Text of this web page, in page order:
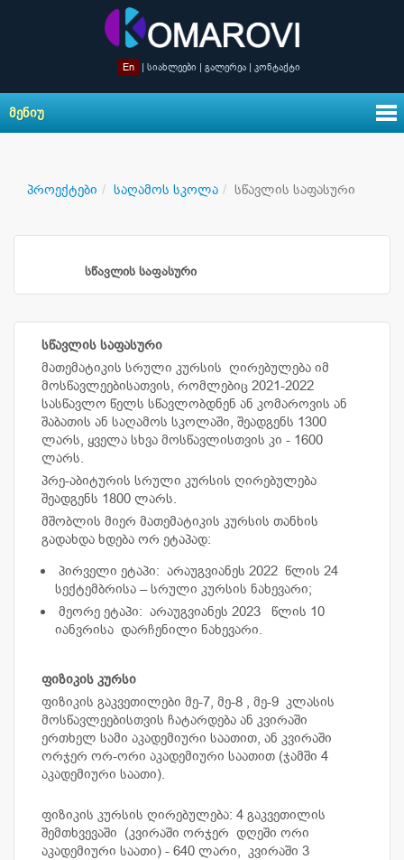
En | სიახლეები | გალერეა| კონტაქტი
ᲛᲔᲜᲘᲣ
პროექტები საღამოს სკოლა სწავლის საფასური
სწავლის საფასური
სწავლის საფასური
მათემატიკის სრული კურსის ღირებულება იმ
მოსწავლეებისათვის, რომლებიც 2021-2022
სასწავლო წელს სწავლობდნენ ან კომაროვის ან
შაბათის ან საღამოს სკოლაში, შეადგენს 1300
ლარს, ყველა სხვა მოსწავლისთვის კი - 1600
ლარს.
პრე-აბიტურის სრული კურსის ღირებულება
შეადგენს 1800 ლარს.
მშობლის მიერ მათემატიკის კურსის თანხის
გადახდა ხდება ორ ეტაპად:
პირველი ეტაპი: არაუგვიანეს 2022 წლის 24
სექტემბრისა – სრული კურსის ნახევარი;
მეორე ეტაპი: არაუგვიანეს 2023 წლის 10
იანვრისა დარჩენილი ნახევარი.
ფიზიკის კურსი
ფიზიკის გაკვეთილები მე-7, მე-8 , მე-9 კლასის
მოსწავლეებისთვის ჩატარდება ან კვირაში
ერთხელ სამი აკადემიური საათით, ან კვირაში
ორჯერ ორ-ორი აკადემიური საათით (ჯამში 4
აკადემიური საათი).
ფიზიკის კურსის ღირებულება: 4 გაკვეთილის
შემთხვევაში (კვირაში ორჯერ დღეში ორი
აკადემიური საათი) - 640 ლარი, კვირაში 3